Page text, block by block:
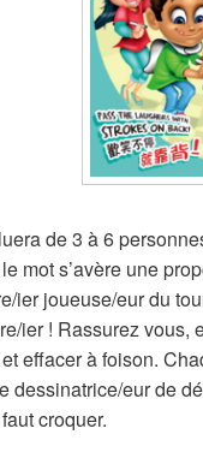
de 3 à 6
mot s’avère une
ier joueuse/eur du
ier ! Rassurez vous,
effacer à foison.
dessinatrice/eur de
croquer.